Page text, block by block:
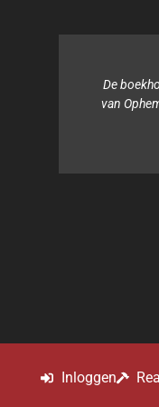
op orde is
Administrateurs zorgt
kan steken als
Inloggen